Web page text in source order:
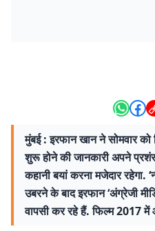
मुंबई : इरफान खान ने सोमवार को
शुरू होने की जानकारी अपने
कहानी बयां करना मजेदार रहेगा.
उबरने के बाद इरफान ‘अंग्रेजी
वापसी कर रहे हैं. फिल्म 2017 में